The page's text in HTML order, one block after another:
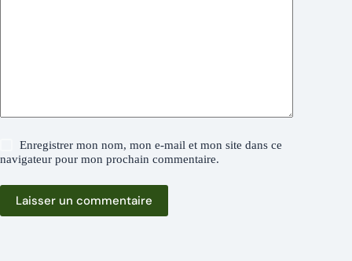
Enregistrer mon nom, mon e-mail et mon site dans ce
navigateur pour mon prochain commentaire.
Laisser un commentaire